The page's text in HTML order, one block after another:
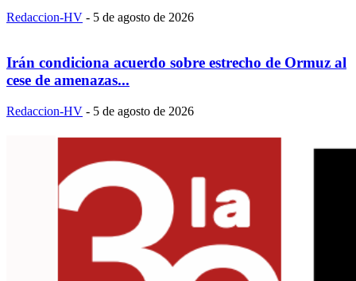
Redaccion-HV - 5 de agosto de 2026
Irán condiciona acuerdo sobre estrecho de Ormuz al
cese de amenazas...
Redaccion-HV - 5 de agosto de 2026